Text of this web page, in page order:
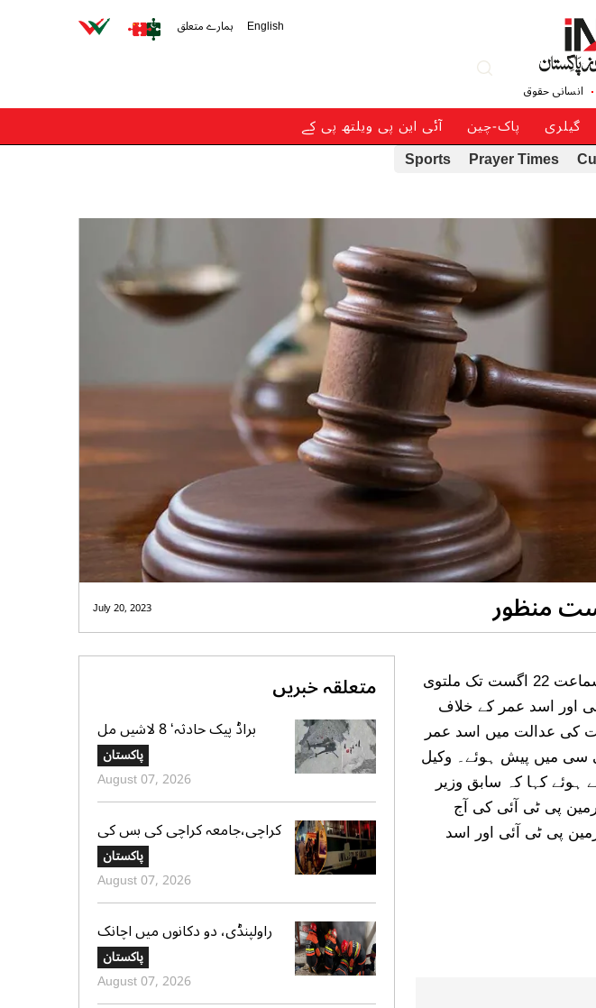
انسانی حقوق
English ہمارے متعلق
گیلری پاک-چین آئی این پی ویلتھ پی کے
Prayer Times
Sports
منظور July 20, 2023
انسدادِ دہشت گردی عدالت نے چیئرمین پی ٹی آئی اور اسد عمر کے خلاف کیس کی سماعت 22 اگست تک ملتوی
اور اسد عمر کے خلاف
کی عدالت میں اسد عمر
سی میں پیش ہوئے۔ وکیل
کہا کہ سابق وزیر
پی ٹی آئی کی آج
پی ٹی آئی اور اسد
متعلقہ خبریں
براڈ پیک حادثہ‘ 8 لاشیں مل
گئیں، ایک تک رسائی مشکل، 2
کی تلاش جاری‘ صدر الپائن کلب
پاکستان
August 07, 2026
کراچی،جامعہ کراچی کی بس کی
ٹکر سے موٹر سائیکل سوار لڑکی
جاں بحق،ڈرائیور گرفتار
پاکستان
August 07, 2026
راولپنڈی، دو دکانوں میں اچانک
آگ بھڑک اٹھی، ریسکیو کی
بروقت کارروائی، بڑا نقصان ٹل
گیا
پاکستان
August 07, 2026